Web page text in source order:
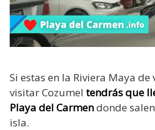
Si estas en la Riviera Maya
visitar Cozumel tendrás que
Playa del Carmendonde
isla.